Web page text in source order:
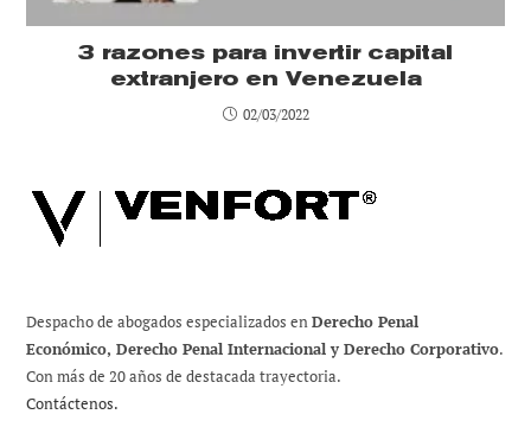
3 razones para invertir capital
extranjero en Venezuela
02/03/2022
Despacho de abogados especializados enDerecho Penal
Económico, Derecho Penal Internacional y Derecho Corporativo.
Con más de 20 años de destacada trayectoria.
Contáctenos.